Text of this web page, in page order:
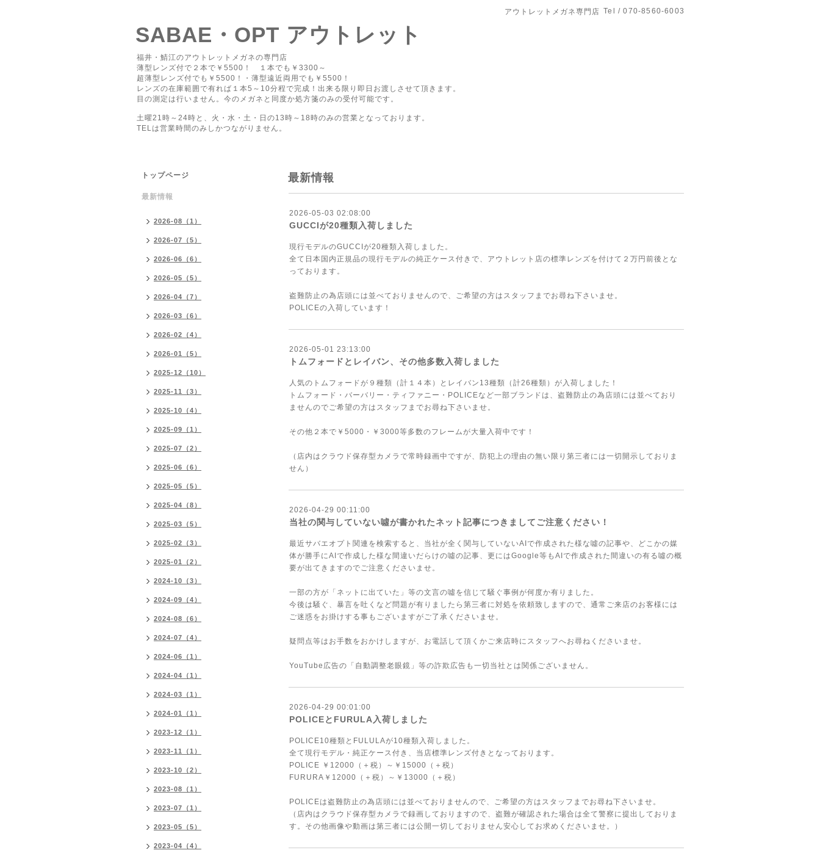
アウトレットメガネ専門店 Tel / 070-8560-6003
SABAE・OPT アウトレット
福井・鯖江のアウトレットメガネの専門店
薄型レンズ付で２本で￥5500！ １本でも￥3300～
超薄型レンズ付でも￥5500！・薄型遠近両用でも￥5500！
レンズの在庫範囲で有れば１本5～10分程で完成！出来る限り即日お渡しさせて頂きます。
目の測定は行いません。今のメガネと同度か処方箋のみの受付可能です。
土曜21時～24時と、火・水・土・日の13時～18時のみの営業となっております。
TELは営業時間のみしかつながりません。
最新情報
2026-05-03 02:08:00
GUCCIが20種類入荷しました
現行モデルのGUCCIが20種類入荷しました。
全て日本国内正規品の現行モデルの純正ケース付きで、アウトレット店の標準レンズを付けて２万円前後とな
っております。
盗難防止の為店頭には並べておりませんので、ご希望の方はスタッフまでお尋ね下さいませ。
POLICEの入荷しています！
2026-05-01 23:13:00
トムフォードとレイバン、その他多数入荷しました
人気のトムフォードが９種類（計１４本）とレイバン13種類（計26種類）が入荷しました！
トムフォード・バーバリー・ティファニー・POLICEなど一部ブランドは、盗難防止の為店頭には並べており
ませんのでご希望の方はスタッフまでお尋ね下さいませ。
その他２本で￥5000・￥3000等多数のフレームが大量入荷中です！
（店内はクラウド保存型カメラで常時録画中ですが、防犯上の理由の無い限り第三者には一切開示しておりま
せん）
2026-04-29 00:11:00
当社の関与していない噓が書かれたネット記事につきましてご注意ください！
最近サバエオプト関連を検索すると、当社が全く関与していないAIで作成された様な噓の記事や、どこかの媒
体が勝手にAIで作成した様な間違いだらけの噓の記事、更にはGoogle等もAIで作成された間違いの有る噓の概
要が出てきますのでご注意くださいませ。
一部の方が「ネットに出ていた」等の文言の噓を信じて騒ぐ事例が何度か有りました。
今後は騒ぐ、暴言を吐くなど問題が有りましたら第三者に対処を依頼致しますので、通常ご来店のお客様には
ご迷惑をお掛けする事もございますがご了承くださいませ。
疑問点等はお手数をおかけしますが、お電話して頂くかご来店時にスタッフへお尋ねくださいませ。
YouTube広告の「自動調整老眼鏡」等の詐欺広告も一切当社とは関係ございません。
2026-04-29 00:01:00
POLICEとFURULA入荷しました
POLICE10種類とFULULAが10種類入荷しました。
全て現行モデル・純正ケース付き、当店標準レンズ付きとなっております。
POLICE ￥12000（＋税）～￥15000（＋税）
FURURA￥12000（＋税）～￥13000（＋税）
POLICEは盗難防止の為店頭には並べておりませんので、ご希望の方はスタッフまでお尋ね下さいませ。
（店内はクラウド保存型カメラで録画しておりますので、盗難が確認された場合は全て警察に提出しておりま
す。その他画像や動画は第三者には公開一切しておりません安心してお求めくださいませ。）
トップページ
最新情報
2026-08（1）
2026-07（5）
2026-06（6）
2026-05（5）
2026-04（7）
2026-03（6）
2026-02（4）
2026-01（5）
2025-12（10）
2025-11（3）
2025-10（4）
2025-09（1）
2025-07（2）
2025-06（6）
2025-05（5）
2025-04（8）
2025-03（5）
2025-02（3）
2025-01（2）
2024-10（3）
2024-09（4）
2024-08（6）
2024-07（4）
2024-06（1）
2024-04（1）
2024-03（1）
2024-01（1）
2023-12（1）
2023-11（1）
2023-10（2）
2023-08（1）
2023-07（1）
2023-05（5）
2023-04（4）